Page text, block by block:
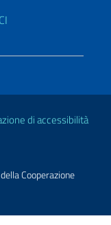
di accessibilità
Cooperazione